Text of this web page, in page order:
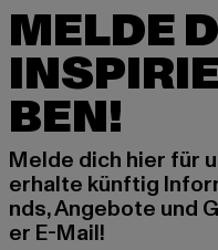
MELDE
BEN!
Melde dich hier für
erhalte künftig
nds, Angebote und
er E-Mail!